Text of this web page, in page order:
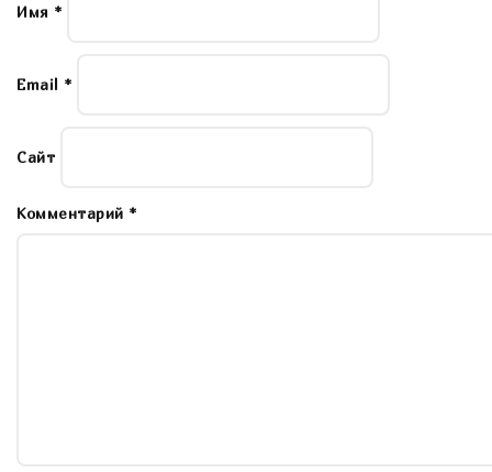
Имя *
Email *
Сайт
Комментарий *